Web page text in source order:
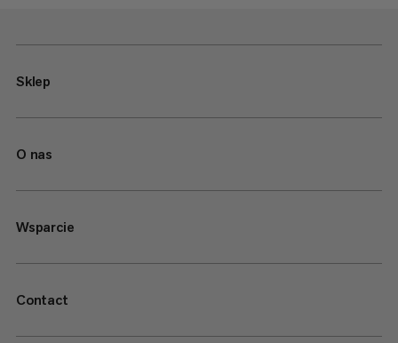
Sklep
O nas
Wsparcie
Contact